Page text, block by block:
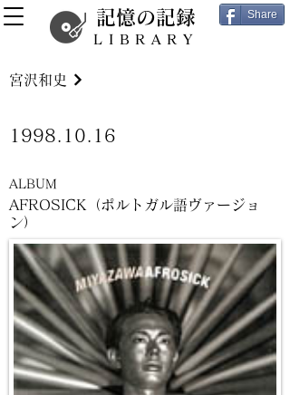
記憶の記録
LIBRARY
Share
AFROSICK（ポルトガル語ヴァージョ
ン）
宮沢和史
1998.10.16
ALBUM